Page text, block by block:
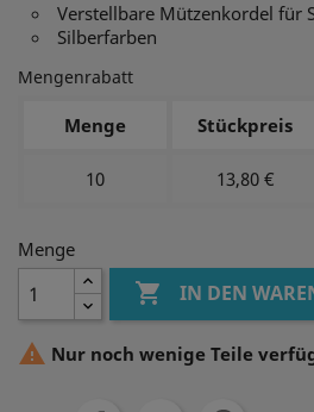
Verstellbare Mützenkordel für
Silberfarben
Mengenrabatt
Menge Stückpreis
10 13,80 €
Menge
 IN DEN
 Nur noch wenige Teile